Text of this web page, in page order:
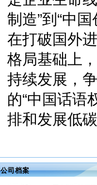
制造”到“中
在打破国外
格局基础上
持续发展，
的“中国话语
排和发展低
公司档案